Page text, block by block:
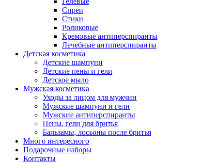
Спреи
Стики
Роликовые
Кремовые антиперспиранты
Лечебные антиперспиранты
Детская косметика
Детские шампуни
Детские пены и гели
Детское мыло
Мужская косметика
Уходы за лицом для мужчин
Мужские шампуни и гели
Мужские антиперспиранты
Пены, гели для бритья
Бальзамы, лосьоны после бритья
Много интересного
Подарочные наборы
Контакты